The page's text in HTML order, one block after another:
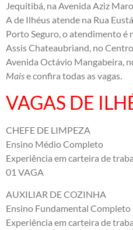
Jequitibá, na Avenida Aziz
A de Ilhéus atende na Rua
Porto Seguro, o atendimento é
Assis Chateaubriand, no
Avenida Octávio Mangabeira,
Maise confira todas as vagas.
VAGAS DE
CHEFE DE LIMPEZA
Ensino Médio Completo
Experiência em carteira de
01 VAGA
AUXILIAR DE COZINHA
Ensino Fundamental Completo
Experiência em carteira de